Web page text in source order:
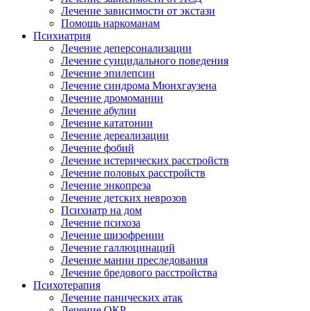
Лечение зависимости от экстази
Помощь наркоманам
Психиатрия
Лечение деперсонализации
Лечение суицидального поведения
Лечение эпилепсии
Лечение синдрома Мюнхгаузена
Лечение дромомании
Лечение абулии
Лечение кататонии
Лечение дереализации
Лечение фобий
Лечение истерических расстройств
Лечение половых расстройств
Лечение энкопреза
Лечение детских неврозов
Психиатр на дом
Лечение психоза
Лечение шизофрении
Лечение галлюцинаций
Лечение мании преследования
Лечение бредового расстройства
Психотерапия
Лечение панических атак